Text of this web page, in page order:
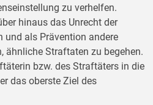
zu verhelfen.
hinaus das Unrecht der
und als Prävention andere
ähnliche Straftaten zu begehen.
bzw. des Straftäters in die
das oberste Ziel des